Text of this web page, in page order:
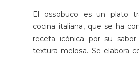
El ossobuco es un plato
cocina italiana, que se ha
receta icónica por su
textura melosa. Se elabora